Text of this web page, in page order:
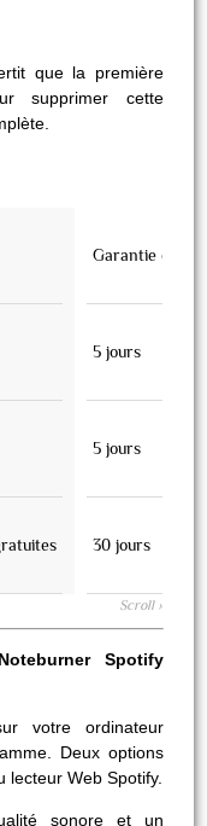
que la première
supprimer cette
Garantie de
5 jours
5 jours
30 jours
Spotify
votre ordinateur
Deux options
lecteur Web Spotify.
sonore et un